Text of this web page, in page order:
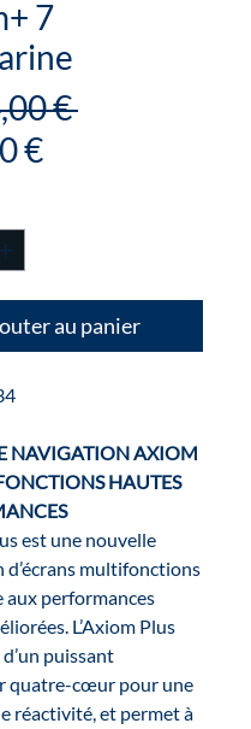
7
€ Prix
€Prix
au panier
NAVIGATION AXIOM
HAUTES
est une nouvelle
d’écrans multifonctions
aux performances
L’Axiom Plus
puissant
quatre-cœur pour une
réactivité, et permet à